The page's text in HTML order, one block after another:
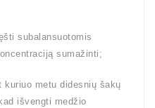
subalansuotomis
sumažinti;
kuriuo metu didesnių šakų
išvengti medžio